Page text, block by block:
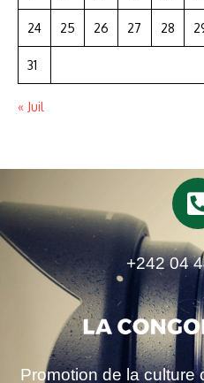
24 25 26 27 28
31
« Juil
+242 04
Promotion de la culture